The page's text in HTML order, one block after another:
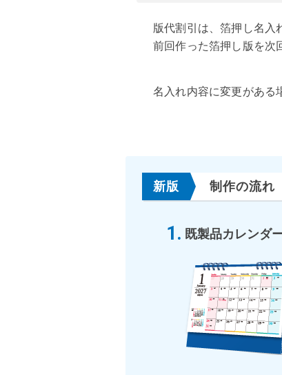
版代割引は、箔押し名入
前回作った箔押し版を次
名入れ内容に変更がある
新版 制作の流れ
既製品カレンダ